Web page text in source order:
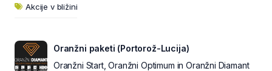
Akcije v bližini
Oranžni paketi (Portorož-Lucija)
Oranžni Start, Oranžni Optimum in Oranžni Diamant